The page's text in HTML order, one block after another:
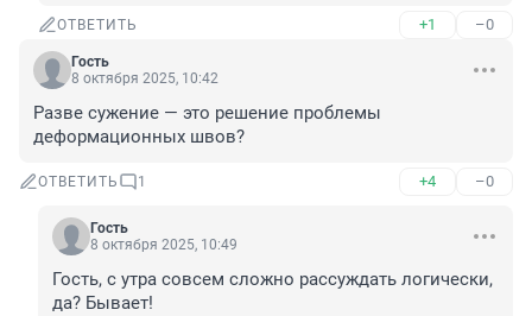
ОТВЕТИТЬ +1 –0
Гость
8 октября 2025, 10:42
Разве сужение — это решение проблемы
деформационных швов?
ОТВЕТИТЬ 1 +4 –0
Гость
8 октября 2025, 10:49
Гость, с утра совсем сложно рассуждать логически,
да? Бывает!